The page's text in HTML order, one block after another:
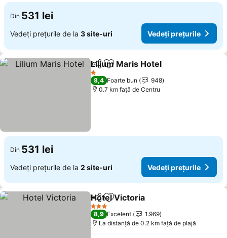
Din 531 lei
Vedeți prețurile de la 3 site-uri Vedeți prețurile
DistribuițiAdăugaţi la favorite
Lilium Maris Hotel
1 Stele
8,4 Foarte bun
948
0.7 km faţă de Centru
Din 531 lei
Vedeți prețurile de la 2 site-uri Vedeți prețurile
DistribuițiAdăugaţi la favorite
Hotel Victoria
3 Stele
8,9 Excelent
1.969
La distanță de 0.2 km față de plajă